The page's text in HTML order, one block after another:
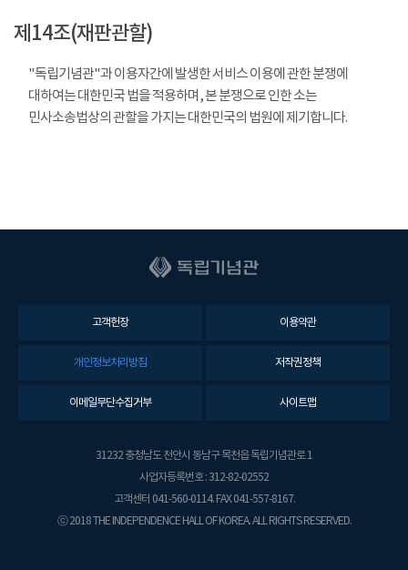
제14조(재판관할)
"독립기념관"과 이용자간에 발생한 서비스 이용에 관한 분쟁에
대하여는 대한민국 법을 적용하며, 본 분쟁으로 인한 소는
민사소송법상의 관할을 가지는 대한민국의 법원에 제기합니다.
고객헌장 이용약관
개인정보처리방침 저작권정책
이메일무단수집거부 사이트맵
31232 충청남도 천안시 동남구 목천읍 독립기념관로 1
사업자등록번호 : 312-82-02552
고객센터 041-560-0114. FAX 041-557-8167.
ⓒ 2018 THE INDEPENDENCE HALL OF KOREA. ALL RIGHTS RESERVED.